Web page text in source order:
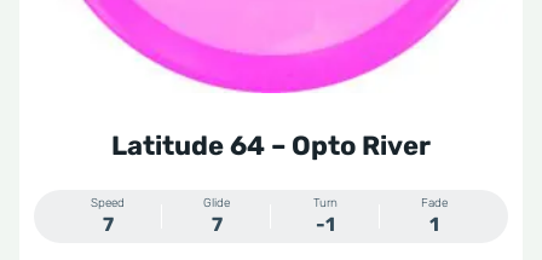
Latitude 64 – Opto River
Speed
7
Glide
7
Turn
-1
Fade
1